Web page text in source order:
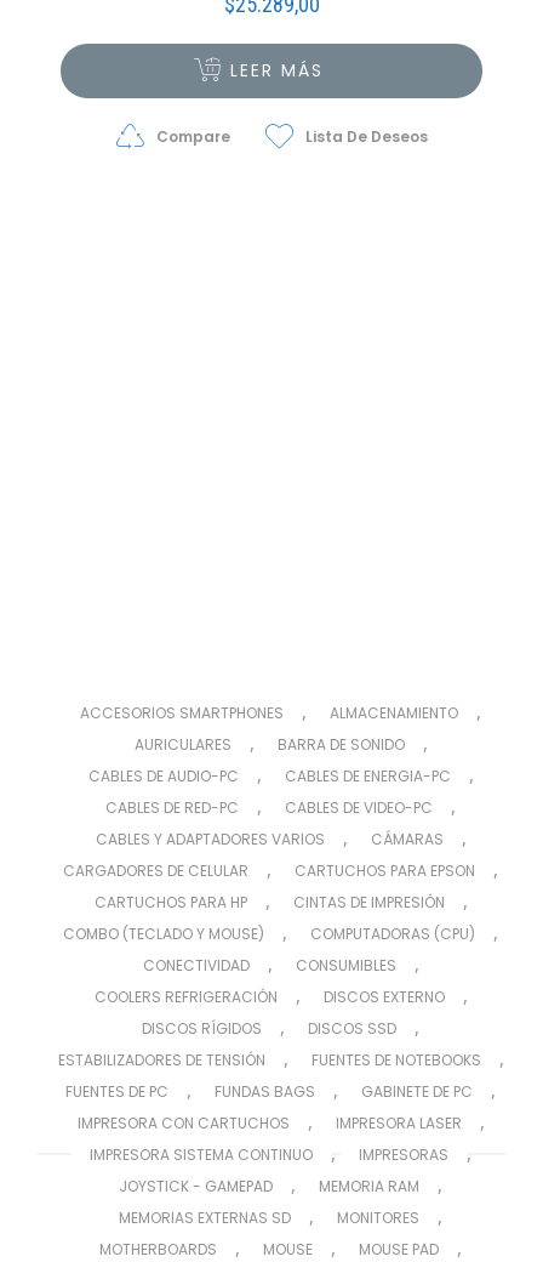
LEER MÁS
Compare Lista De Deseos
ACCESORIOS SMARTPHONES , ALMACENAMIENTO ,
AURICULARES , BARRA DE SONIDO ,
CABLES DE AUDIO-PC , CABLES DE ENERGIA-PC ,
CABLES DE RED-PC , CABLES DE VIDEO-PC ,
CABLES Y ADAPTADORES VARIOS , CÁMARAS ,
CARGADORES DE CELULAR , CARTUCHOS PARA EPSON ,
CARTUCHOS PARA HP , CINTAS DE IMPRESIÓN ,
COMBO (TECLADO Y MOUSE) , COMPUTADORAS (CPU) ,
CONECTIVIDAD , CONSUMIBLES ,
COOLERS REFRIGERACIÓN , DISCOS EXTERNO ,
DISCOS RÍGIDOS , DISCOS SSD ,
ESTABILIZADORES DE TENSIÓN , FUENTES DE NOTEBOOKS ,
FUENTES DE PC , FUNDAS BAGS , GABINETE DE PC ,
IMPRESORA CON CARTUCHOS , IMPRESORA LASER ,
IMPRESORA SISTEMA CONTINUO , IMPRESORAS ,
JOYSTICK - GAMEPAD , MEMORIA RAM ,
MEMORIAS EXTERNAS SD , MONITORES ,
MOTHERBOARDS , MOUSE , MOUSE PAD ,